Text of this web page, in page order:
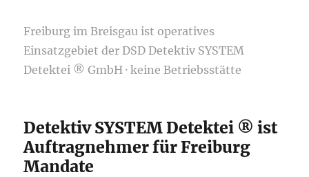
Freiburg im Breisgau ist operatives
Einsatzgebiet der DSD Detektiv SYSTEM
Detektei ® GmbH · keine Betriebsstätte
Detektiv SYSTEM Detektei ® ist
Auftragnehmer für Freiburg
Mandate